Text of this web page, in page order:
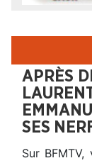
APRÈS
SES
Sur